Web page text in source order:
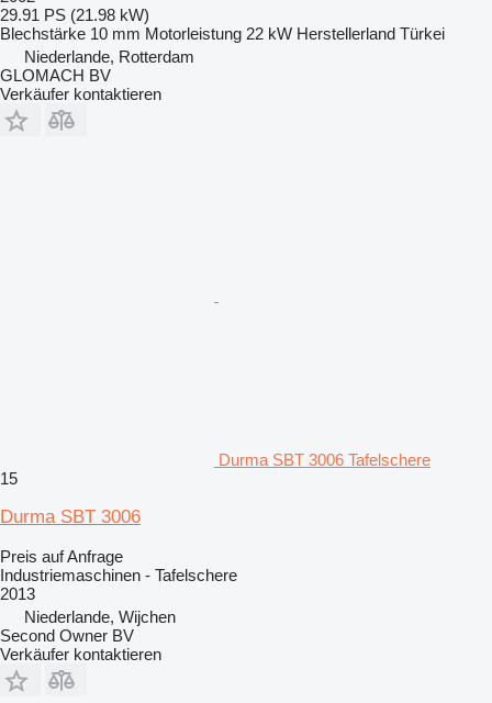
29.91 PS (21.98 kW)
Blechstärke 10 mm Motorleistung 22 kW Herstellerland Türkei
Niederlande, Rotterdam
GLOMACH BV
Verkäufer kontaktieren
Durma SBT 3006 Tafelschere
15
Durma SBT 3006
Preis auf Anfrage
Industriemaschinen - Tafelschere
2013
Niederlande, Wijchen
Second Owner BV
Verkäufer kontaktieren